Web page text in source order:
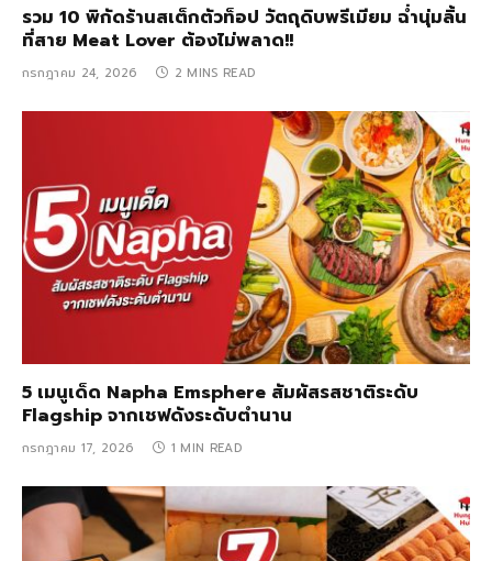
รวม 10 พิกัดร้านสเต็กตัวท็อป วัตถุดิบพรีเมียม ฉ่ำนุ่มลิ้น
ที่สาย Meat Lover ต้องไม่พลาด!!
กรกฎาคม 24, 2026 2 MINS READ
5 เมนูเด็ด Napha Emsphere สัมผัสรสชาติระดับ
Flagship จากเชฟดังระดับตำนาน
กรกฎาคม 17, 2026 1 MIN READ